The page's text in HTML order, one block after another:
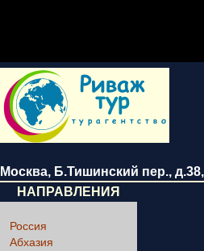
Москва, Б.Тишинский пер., д.38
НАПРАВЛЕНИЯ
Россия
Абхазия